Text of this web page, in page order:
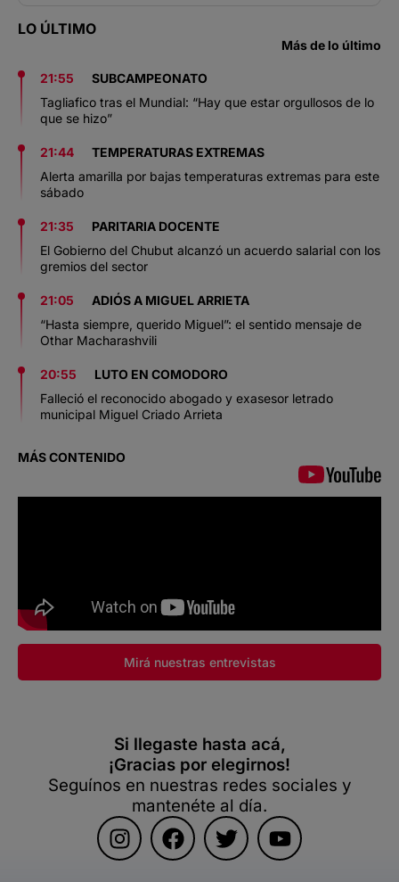
LO ÚLTIMO
Más de lo último
21:55
SUBCAMPEONATO
Tagliafico tras el Mundial: “Hay que estar orgullosos de lo
que se hizo”
21:44
TEMPERATURAS EXTREMAS
Alerta amarilla por bajas temperaturas extremas para este
sábado
21:35
PARITARIA DOCENTE
El Gobierno del Chubut alcanzó un acuerdo salarial con los
gremios del sector
21:05
ADIÓS A MIGUEL ARRIETA
“Hasta siempre, querido Miguel”: el sentido mensaje de
Othar Macharashvili
20:55
LUTO EN COMODORO
Falleció el reconocido abogado y exasesor letrado
municipal Miguel Criado Arrieta
MÁS CONTENIDO
Mirá nuestras entrevistas
Si llegaste hasta acá,
¡Gracias por elegirnos!
Seguínos en nuestras redes sociales y
mantenéte al día.